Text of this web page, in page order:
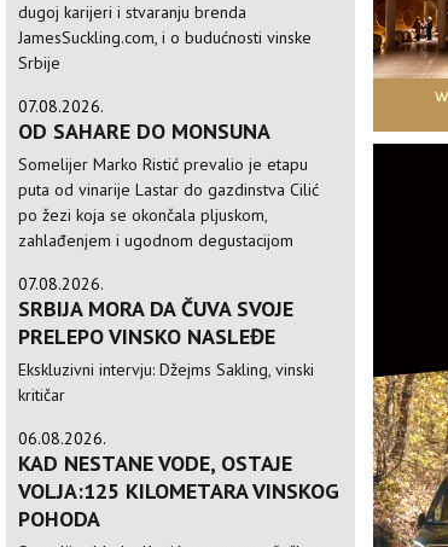
dugoj karijeri i stvaranju brenda
JamesSuckling.com, i o budućnosti vinske
Srbije
07.08.2026.
OD SAHARE DO MONSUNA
Somelijer Marko Ristić prevalio je etapu
puta od vinarije Lastar do gazdinstva Cilić
po žezi koja se okončala pljuskom,
zahlađenjem i ugodnom degustacijom
07.08.2026.
SRBIJA MORA DA ČUVA SVOJE
PRELEPO VINSKO NASLEĐE
Ekskluzivni intervju: Džejms Sakling, vinski
kritičar
06.08.2026.
KAD NESTANE VODE, OSTAJE
VOLJA:125 KILOMETARA VINSKOG
POHODA